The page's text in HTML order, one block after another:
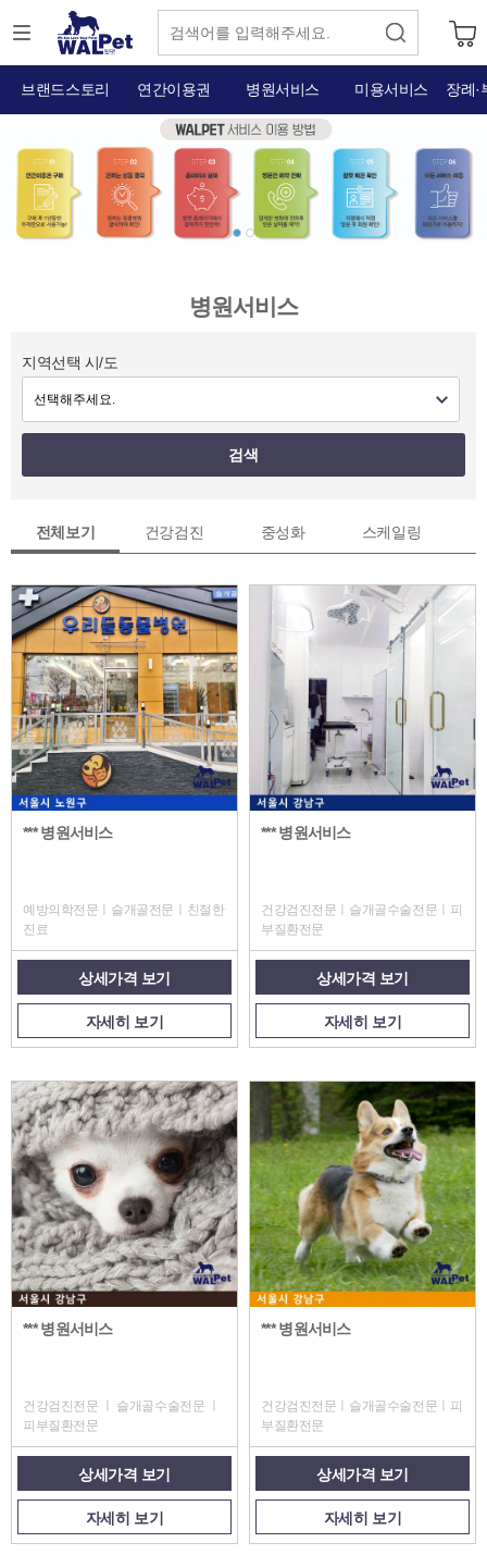
브랜드스토리 연간이용권 병원서비스 미용서비스 장례·
병원서비스
지역선택 시/도
검색
전체보기 건강검진 중성화 스케일링
*** 병원서비스
예방의학전문ㅣ슬개골전문ㅣ친절한
진료
상세가격 보기
자세히 보기
*** 병원서비스
건강검진전문ㅣ슬개골수술전문ㅣ피
부질환전문
상세가격 보기
자세히 보기
*** 병원서비스
건강검진전문 ㅣ 슬개골수술전문 ㅣ
피부질환전문
상세가격 보기
자세히 보기
*** 병원서비스
건강검진전문ㅣ슬개골수술전문ㅣ피
부질환전문
상세가격 보기
자세히 보기